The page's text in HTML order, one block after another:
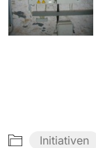
Initiativen